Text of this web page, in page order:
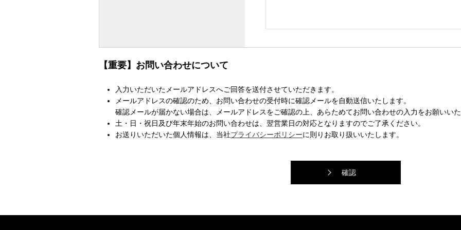
【重要】お問い合わせについて
入力いただいたメールアドレスへご回答を送付させていただきます。
メールアドレスの確認のため、お問い合わせの受付時に確認メールを自動送信いたします。
確認メールが届かない場合は、メールアドレスをご確認の上、あらためてお問い合わせの入力をお願いい
土・日・祝日及び年末年始のお問い合わせは、翌営業日の対応となりますのでご了承ください。
お送りいただいた個人情報は、当社プライバシーポリシーに則りお取り扱いいたします。
確認